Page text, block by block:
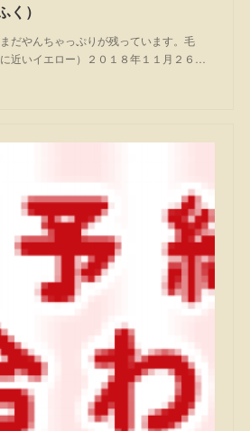
）
だやんちゃっぷりが残っています。毛
近いイエロー）２０１８年１１月２６…